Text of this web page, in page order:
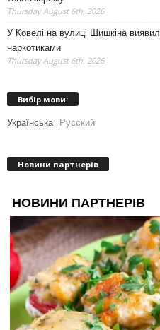
Thursday August 6th, 2026
У Ковелі на вулиці Шишкіна
наркотиками
Thursday August 6th, 2026
Вибір мови:
Українська Русский
Новини партнерів